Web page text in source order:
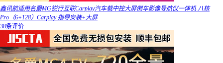
鑫讯航适用名爵MG锐行互联Carplay汽车载中控大屏倒车影像导航仪一体机 八核
Pro（6+128）Carplay 指导安装+大屏
38条评价